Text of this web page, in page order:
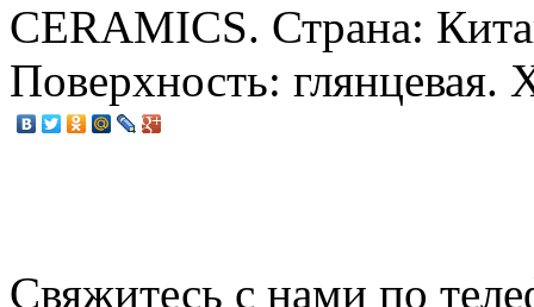
CERAMICS. Страна:
Поверхность: глянцевая.
Свяжитесь с нами по